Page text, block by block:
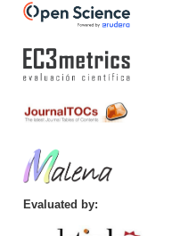
Evaluated by: